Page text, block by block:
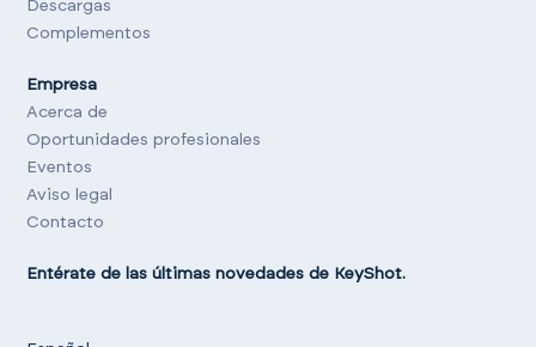
Descargas
Complementos
Empresa
Acerca de
Oportunidades profesionales
Eventos
Aviso legal
Contacto
Entérate de las últimas novedades de KeyShot.